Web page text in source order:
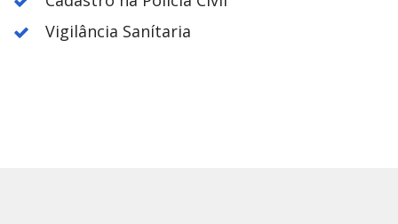
Vigilância Sanítaria